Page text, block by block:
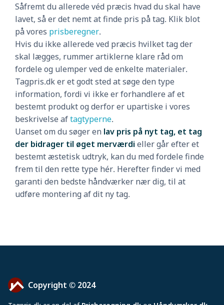
Såfremt du allerede véd præcis hvad du skal have
lavet, så er det nemt at finde pris på tag. Klik blot
på vores prisberegner.
Hvis du ikke allerede ved præcis hvilket tag der
skal lægges, rummer artiklerne klare råd om
fordele og ulemper ved de enkelte materialer.
Tagpris.dk er et godt sted at søge den type
information, fordi vi ikke er forhandlere af et
bestemt produkt og derfor er upartiske i vores
beskrivelse aftagtyperne.
Uanset om du søger en lav pris på nyt tag, et tag
der bidrager til øget merværdi eller går efter et
bestemt æstetisk udtryk, kan du med fordele finde
frem til den rette type hér. Herefter finder vi med
garanti den bedste håndværker nær dig, til at
udføre montering af dit ny tag.
Copyright © 2024